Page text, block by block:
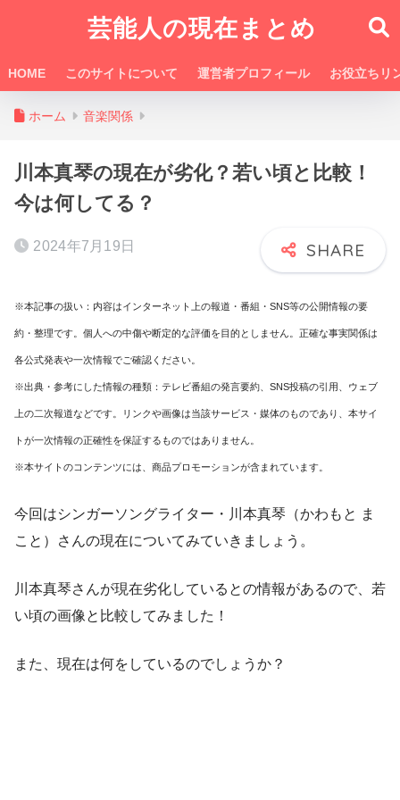
芸能人の現在まとめ
HOME このサイトについて 運営者プロフィール お役立ちリ
ホーム 音楽関係
川本真琴の現在が劣化？若い頃と比較！
今は何してる？
2024年7月19日
※本記事の扱い：内容はインターネット上の報道・番組・SNS等の公開情報の要
約・整理です。個人への中傷や断定的な評価を目的としません。正確な事実関係は
各公式発表や一次情報でご確認ください。
※出典・参考にした情報の種類：テレビ番組の発言要約、SNS投稿の引用、ウェブ
上の二次報道などです。リンクや画像は当該サービス・媒体のものであり、本サイ
トが一次情報の正確性を保証するものではありません。
※本サイトのコンテンツには、商品プロモーションが含まれています。
今回はシンガーソングライター・川本真琴（かわもと ま
こと）さんの現在についてみていきましょう。
川本真琴さんが現在劣化しているとの情報があるので、若
い頃の画像と比較してみました！
また、現在は何をしているのでしょうか？